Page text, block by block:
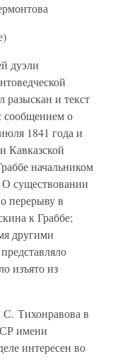
дуэли
разыскан и текст
сообщением о
1841 года и
Кавказской
начальником
существовании
перерыву в
к Граббе;
другими
изъято из
Тихонравова в
имени
интересен во